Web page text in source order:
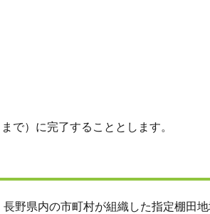
で）に完了することとします。
野県内の市町村が組織した指定棚田